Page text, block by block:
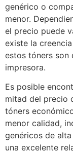
genérico o
menor.
el precio puede
existe la
estos tóners son
impresora.
Es posible
mitad del precio
tóners
menor calidad,
genéricos de
una excelente